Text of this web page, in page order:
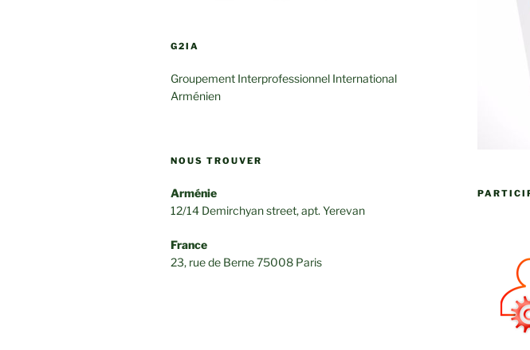
G2IA
Groupement Interprofessionnel International
Arménien
NOUS TROUVER
Arménie
12/14 Demirchyan street, apt. Yerevan
France
23, rue de Berne 75008 Paris